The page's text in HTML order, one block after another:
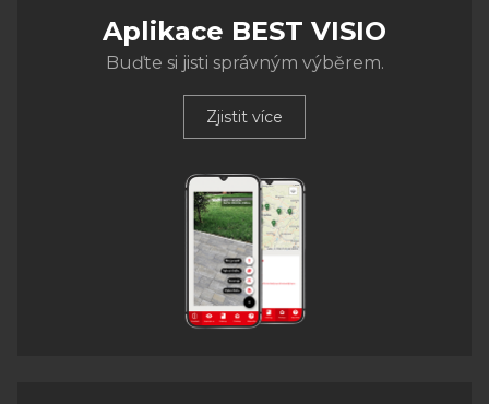
Aplikace BEST VISIO
Buďte si jisti správným výběrem.
Zjistit více